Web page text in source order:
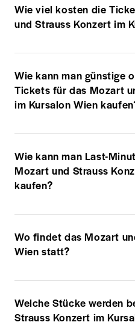
Wie viel kosten die
und Strauss Konzert im
Wie kann man günstige
Tickets für das Mozart
im Kursalon Wien
Wie kann man Last-
Mozart und Strauss
kaufen?
Wo findet das Mozart
Wien statt?
Welche Stücke werden
Strauss Konzert im